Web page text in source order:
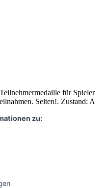
für Spieler
Selten!. Zustand: A
zu: